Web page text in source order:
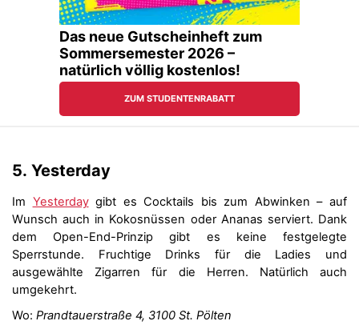
5. Yesterday
Im Yesterdaygibt es Cocktails bis zum Abwinken – auf
Wunsch auch in Kokosnüssen oder Ananas serviert. Dank
dem Open-End-Prinzip gibt es keine festgelegte
Sperrstunde. Fruchtige Drinks für die Ladies und
ausgewählte Zigarren für die Herren. Natürlich auch
umgekehrt.
Wo: Prandtauerstraße 4, 3100 St. Pölten